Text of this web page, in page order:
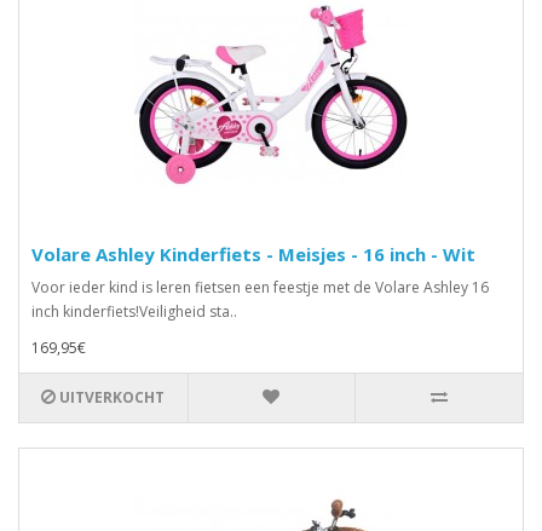
Volare Ashley Kinderfiets - Meisjes - 16 inch - Wit
Voor ieder kind is leren fietsen een feestje met de Volare Ashley 16
inch kinderfiets!Veiligheid sta..
169,95€
UITVERKOCHT